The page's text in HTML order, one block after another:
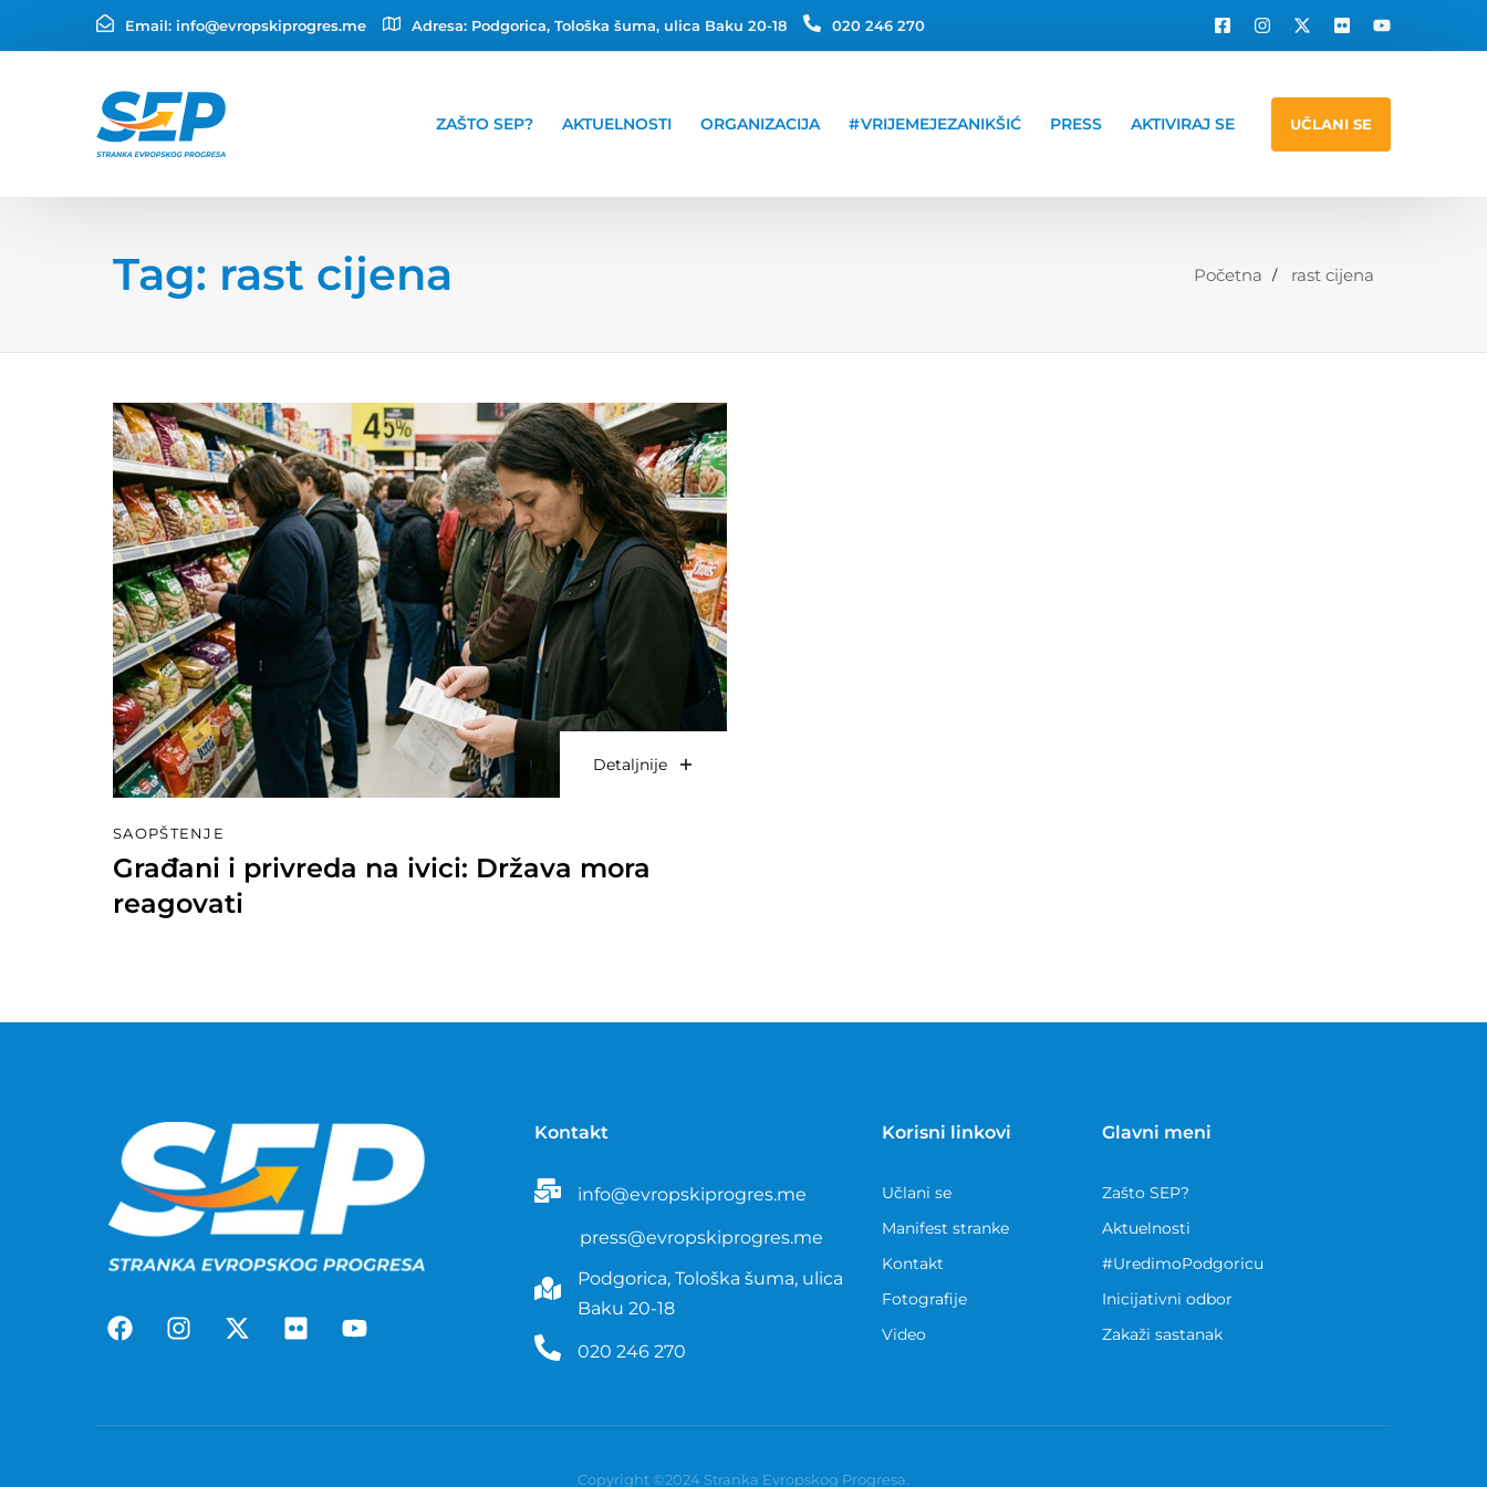
Email: info@evropskiprogres.me Adresa: Podgorica, Tološka šuma, ulica Baku 20-18 020 246 270
ZAŠTO SEP? AKTUELNOSTI ORGANIZACIJA #VRIJEMEJEZANIKŠIĆ PRESS AKTIVIRAJ SE UČLANI SE
Tag: rast cijena Početna rast cijena
Detaljnije
SAOPŠTENJE
Građani i privreda na ivici: Država mora
reagovati
Kontakt
info@evropskiprogres.me
press@evropskiprogres.me
Podgorica, Tološka šuma, ulica
Baku 20-18
020 246 270
Korisni linkovi
Učlani se
Manifest stranke
Kontakt
Fotografije
Video
Glavni meni
Zašto SEP?
Aktuelnosti
#UredimoPodgoricu
Inicijativni odbor
Zakaži sastanak
Copyright ©2024 Stranka Evropskog Progresa.